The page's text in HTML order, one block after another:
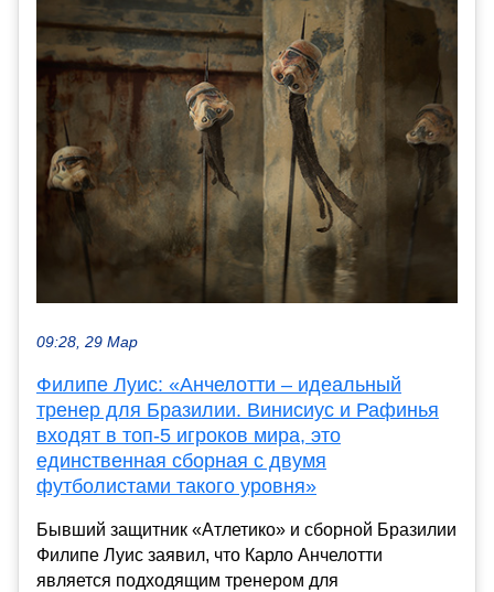
09:28, 29 Мар
Филипе Луис: «Анчелотти – идеальный
тренер для Бразилии. Винисиус и Рафинья
входят в топ-5 игроков мира, это
единственная сборная с двумя
футболистами такого уровня»
Бывший защитник «Атлетико» и сборной Бразилии
Филипе Луис заявил, что Карло Анчелотти
является подходящим тренером для